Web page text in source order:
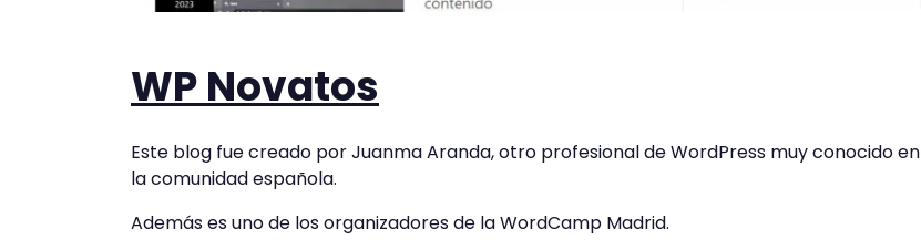
WP Novatos
Este blog fue creado por Juanma Aranda, otro profesional de WordPress muy conocido en
la comunidad española.
Además es uno de los organizadores de la WordCamp Madrid.